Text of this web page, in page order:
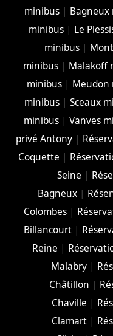
minibus | Bagneux
minibus | Le
minibus|
minibus| Malakoff
minibus | Meudon
minibus| Sceaux
minibus |Vanves
privé Antony |
Coquette |
Seine |
Bagneux|
Colombes|
Billancourt|
Reine |
Malabry |
Châtillon |
Chaville |
Clamart|